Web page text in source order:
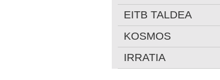
EITB TALDEA
KOSMOS
IRRATIA